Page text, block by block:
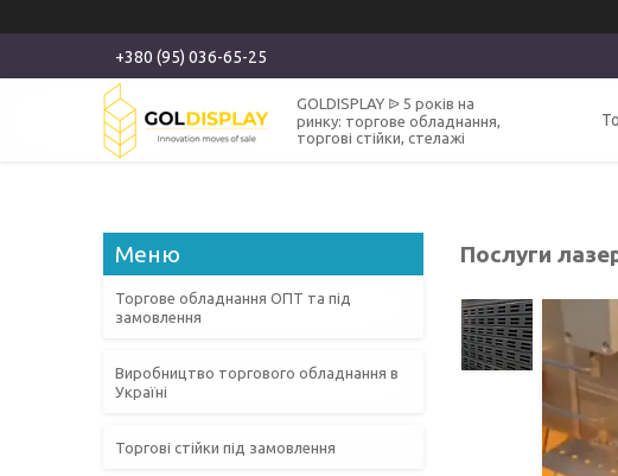
+380 (95) 036-65-25
GOLDISPLAY ᐉ 5 років на
ринку: торгове обладнання,
торгові стійки, стелажі
Послуги
Торгове обладнання ОПТ та під
замовлення
Виробництво торгового обладнання в
Україні
Торгові стійки під замовлення